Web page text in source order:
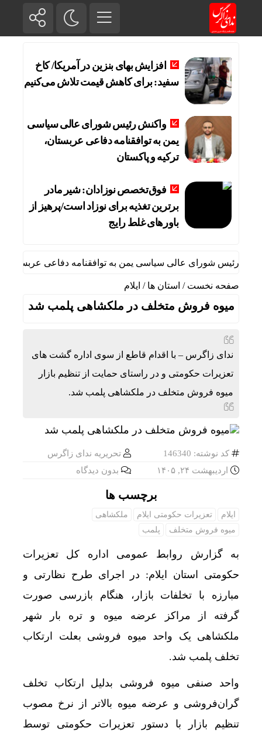
افزایش بهای بنزین در آمریکا/ کاخ
سفید: برای کاهش قیمت تلاش می‌کنیم
واکنش رئیس شورای عالی سیاسی
یمن به توافقنامه دفاعی عربستان،
ترکیه و پاکستان
فوق‌تخصص نوزادان: شیر مادر
برترین تغذیه برای نوزاد است/پرهیز از
باورهای غلط رایج
رئیس شورای عالی سیاسی یمن به توافقنامه دفاعی عربستان،
صفحه نخست / استان ها / ایلام
میوه فروش متخلف در ملکشاهی پلمب شد
ندای زاگرس – با اقدام قاطع از سوی اداره گشت های
تعزیرات حکومتی و در راستای حمایت از تنظیم بازار
میوه فروش متخلف در ملکشاهی پلمب شد.
کد نوشته: 146340
تحریریه ندای زاگرس
اردیبهشت ۲۴, ۱۴۰۵
بدون دیدگاه
برچسب ها
ایلام تعزیرات حکومتی ایلام
ملکشاهی
میوه فروش متخلف
پلمب
به گزارش روابط عمومی اداره کل تعزیرات
حکومتی استان ایلام: در اجرای طرح نظارتی و
مبارزه با تخلفات بازار، هنگام بازرسی صورت
گرفته از مراکز عرضه میوه و تره بار شهر
ملکشاهی یک واحد میوه فروشی بعلت ارتکاب
تخلف پلمب شد.
واحد صنفی میوه فروشی بدلیل ارتکاب تخلف
گران‌فروشی و عرضه میوه بالاتر از نرخ مصوب
تنظیم بازار با دستور تعزیرات حکومتی توسط